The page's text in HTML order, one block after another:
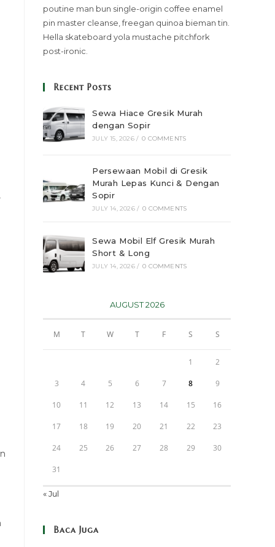
poutine man bun single-origin coffee enamel
pin master cleanse, freegan quinoa bieman tin.
Hella skateboard yola mustache pitchfork
post-ironic.
Recent Posts
Sewa Hiace Gresik Murah
dengan Sopir
JULY 15, 2026 / 0 COMMENTS
Persewaan Mobil di Gresik
Murah Lepas Kunci & Dengan
Sopir
JULY 14, 2026 / 0 COMMENTS
Sewa Mobil Elf Gresik Murah
Short & Long
JULY 14, 2026 / 0 COMMENTS
AUGUST 2026
M T W T F S S
1 2
3 4 5 6 7 8 9
10 11 12 13 14 15 16
17 18 19 20 21 22 23
24 25 26 27 28 29 30
31
« Jul
Baca Juga